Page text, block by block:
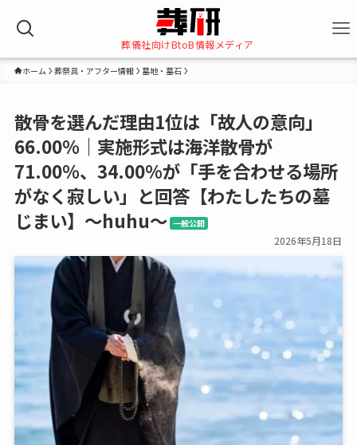
葬儀社向けBtoB情報メディア
ホーム 葬祭具・アフター情報 墓地・墓石
散骨を選んだ理由1位は「故人の意向」
66.00％｜実施形式は海洋散骨が
71.00％、34.00％が「手を合わせる場所
がなく寂しい」と回答【わたしたちの墓
じまい】～huhu～ 一般公開
2026年5月18日